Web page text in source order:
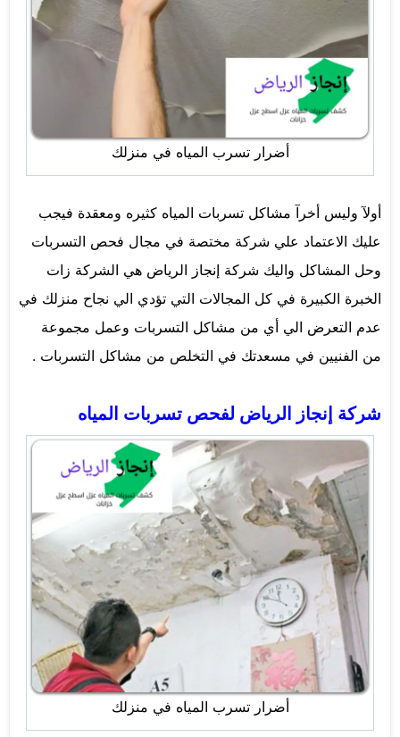
أضرار تسرب المياه في منزلك
أولآ وليس أخرآ مشاكل تسربات المياه كثيره ومعقدة فيجب
عليك الاعتماد علي شركة مختصة في مجال فحص التسربات
وحل المشاكل واليك شركة إنجاز الرياض هي الشركة زات
الخبرة الكبيرة في كل المجالات التي تؤدي الي نجاح منزلك في
عدم التعرض الي أي من مشاكل التسربات وعمل مجموعة
من الفنيين في مسعدتك في التخلص من مشاكل التسربات .
شركة إنجاز الرياض لفحص تسربات المياه
أضرار تسرب المياه في منزلك